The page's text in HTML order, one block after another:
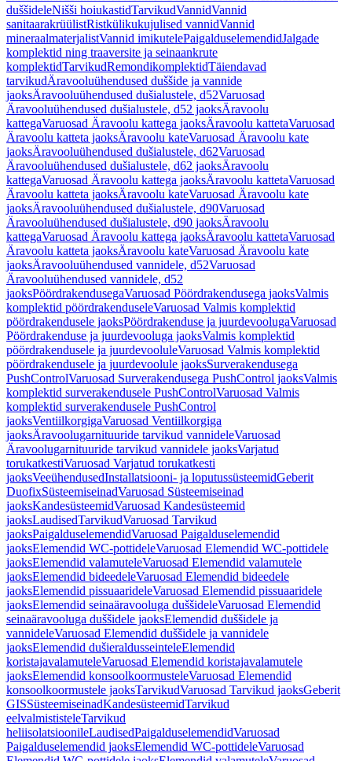
duššideleNišši hoiukastidTarvikudVannidVannid
sanitaarakrüülistRistkülikukujulised vannidVannid
mineraalmaterjalistVannid imikutelePaigalduselemendidJalgade
komplektid ning traaversite ja seinaankrute
komplektidTarvikudRemondikomplektidTäiendavad
tarvikudÄravooluühendused duššide ja vannide
jaoksÄravooluühendused dušialustele, d52Varuosad
Äravooluühendused dušialustele, d52 jaoksÄravoolu
kattegaVaruosad Äravoolu kattega jaoksÄravoolu kattetaVaruosad
Äravoolu katteta jaoksÄravoolu kateVaruosad Äravoolu kate
jaoksÄravooluühendused dušialustele, d62Varuosad
Äravooluühendused dušialustele, d62 jaoksÄravoolu
kattegaVaruosad Äravoolu kattega jaoksÄravoolu kattetaVaruosad
Äravoolu katteta jaoksÄravoolu kateVaruosad Äravoolu kate
jaoksÄravooluühendused dušialustele, d90Varuosad
Äravooluühendused dušialustele, d90 jaoksÄravoolu
kattegaVaruosad Äravoolu kattega jaoksÄravoolu kattetaVaruosad
Äravoolu katteta jaoksÄravoolu kateVaruosad Äravoolu kate
jaoksÄravooluühendused vannidele, d52Varuosad
Äravooluühendused vannidele, d52
jaoksPöördrakendusegaVaruosad Pöördrakendusega jaoksValmis
komplektid pöördrakenduseleVaruosad Valmis komplektid
pöördrakendusele jaoksPöördrakenduse ja juurdevoolugaVaruosad
Pöördrakenduse ja juurdevooluga jaoksValmis komplektid
pöördrakendusele ja juurdevooluleVaruosad Valmis komplektid
pöördrakendusele ja juurdevoolule jaoksSurverakendusega
PushControlVaruosad Surverakendusega PushControl jaoksValmis
komplektid surverakendusele PushControlVaruosad Valmis
komplektid surverakendusele PushControl
jaoksVentiilkorgigaVaruosad Ventiilkorgiga
jaoksÄravoolugarnituuride tarvikud vannideleVaruosad
Äravoolugarnituuride tarvikud vannidele jaoksVarjatud
torukatkestiVaruosad Varjatud torukatkesti
jaoksVeeühendusedInstallatsiooni- ja loputussüsteemidGeberit
DuofixSüsteemiseinadVaruosad Süsteemiseinad
jaoksKandesüsteemidVaruosad Kandesüsteemid
jaoksLaudisedTarvikudVaruosad Tarvikud
jaoksPaigalduselemendidVaruosad Paigalduselemendid
jaoksElemendid WC-pottideleVaruosad Elemendid WC-pottidele
jaoksElemendid valamuteleVaruosad Elemendid valamutele
jaoksElemendid bideedeleVaruosad Elemendid bideedele
jaoksElemendid pissuaarideleVaruosad Elemendid pissuaaridele
jaoksElemendid seinaäravooluga duššideleVaruosad Elemendid
seinaäravooluga duššidele jaoksElemendid duššidele ja
vannideleVaruosad Elemendid duššidele ja vannidele
jaoksElemendid dušieraldusseinteleElemendid
koristajavalamuteleVaruosad Elemendid koristajavalamutele
jaoksElemendid konsoolkoormusteleVaruosad Elemendid
konsoolkoormustele jaoksTarvikudVaruosad Tarvikud jaoksGeberit
GISSüsteemiseinadKandesüsteemidTarvikud
eelvalmististeleTarvikud
heliisolatsioonileLaudisedPaigalduselemendidVaruosad
Paigalduselemendid jaoksElemendid WC-pottideleVaruosad